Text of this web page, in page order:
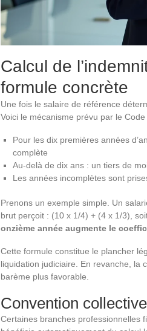
Calcul de
formule concrète
Une fois le salaire de référence
Voici le mécanisme prévu par le
Pour les dix premières années
complète
Au-delà de dix ans : un tiers de
Les années incomplètes sont
Prenons un exemple simple. Un
brut perçoit : (10 x 1/4) + (4 x 1/3),
onzième année augmente le
Cette formule constitue le plancher
liquidation judiciaire. En revanche, la
barème plus favorable.
Convention
Certaines branches professionnelles